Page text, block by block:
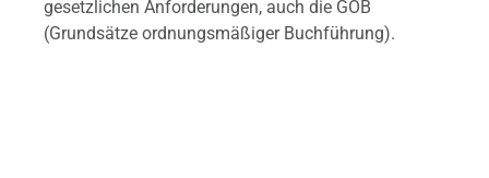
gesetzlichen Anforderungen, auch die GOB
(Grundsätze ordnungsmäßiger Buchführung).